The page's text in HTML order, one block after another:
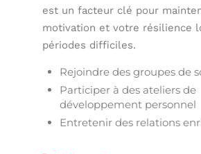
est un facteur clé pour
motivation et votre résilience
périodes difficiles.
Rejoindre des groupes de
Participer à des ateliers de
développement personnel
Entretenir des relations